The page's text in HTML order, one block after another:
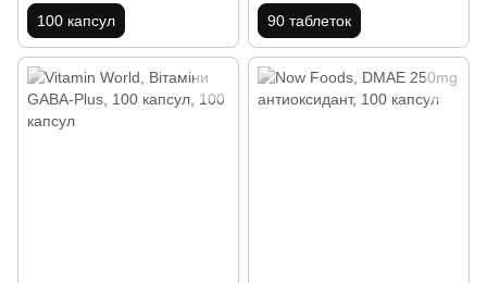
100 капсул 90 таблеток